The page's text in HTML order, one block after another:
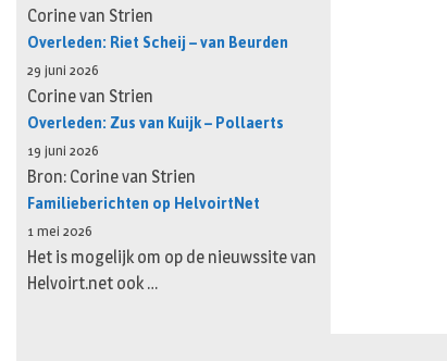
Corine van Strien
Overleden: Riet Scheij – van Beurden
29 juni 2026
Corine van Strien
Overleden: Zus van Kuijk – Pollaerts
19 juni 2026
Bron: Corine van Strien
Familieberichten op HelvoirtNet
1 mei 2026
Het is mogelijk om op de nieuwssite van
Helvoirt.net ook …